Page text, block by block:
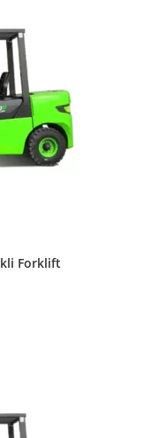
Forklift